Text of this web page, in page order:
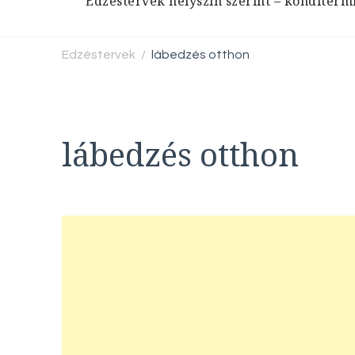
Edzéstervek / lábedzés otthon
lábedzés otthon